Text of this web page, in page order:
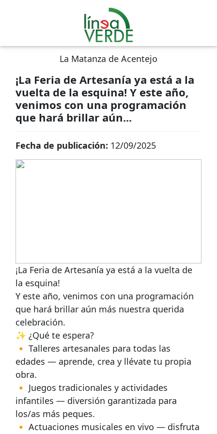
La Matanza de Acentejo
¡La Feria de Artesanía ya está a la
vuelta de la esquina! Y este año,
venimos con una programación
que hará brillar aún...
Fecha de publicación: 12/09/2025
¡La Feria de Artesanía ya está a la vuelta de
la esquina!
Y este año, venimos con una programación
que hará brillar aún más nuestra querida
celebración.
✨ ¿Qué te espera?
🔸 Talleres artesanales para todas las
edades — aprende, crea y llévate tu propia
obra.
🔸 Juegos tradicionales y actividades
infantiles — diversión garantizada para
los/as más peques.
🔸 Actuaciones musicales en vivo — disfruta